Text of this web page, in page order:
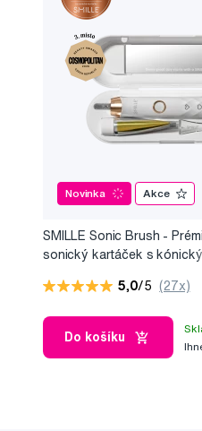
Novinka Akce
SMILLE Sonic Brush -
sonický kartáček s
5,0/5 (27x)
Do košíku